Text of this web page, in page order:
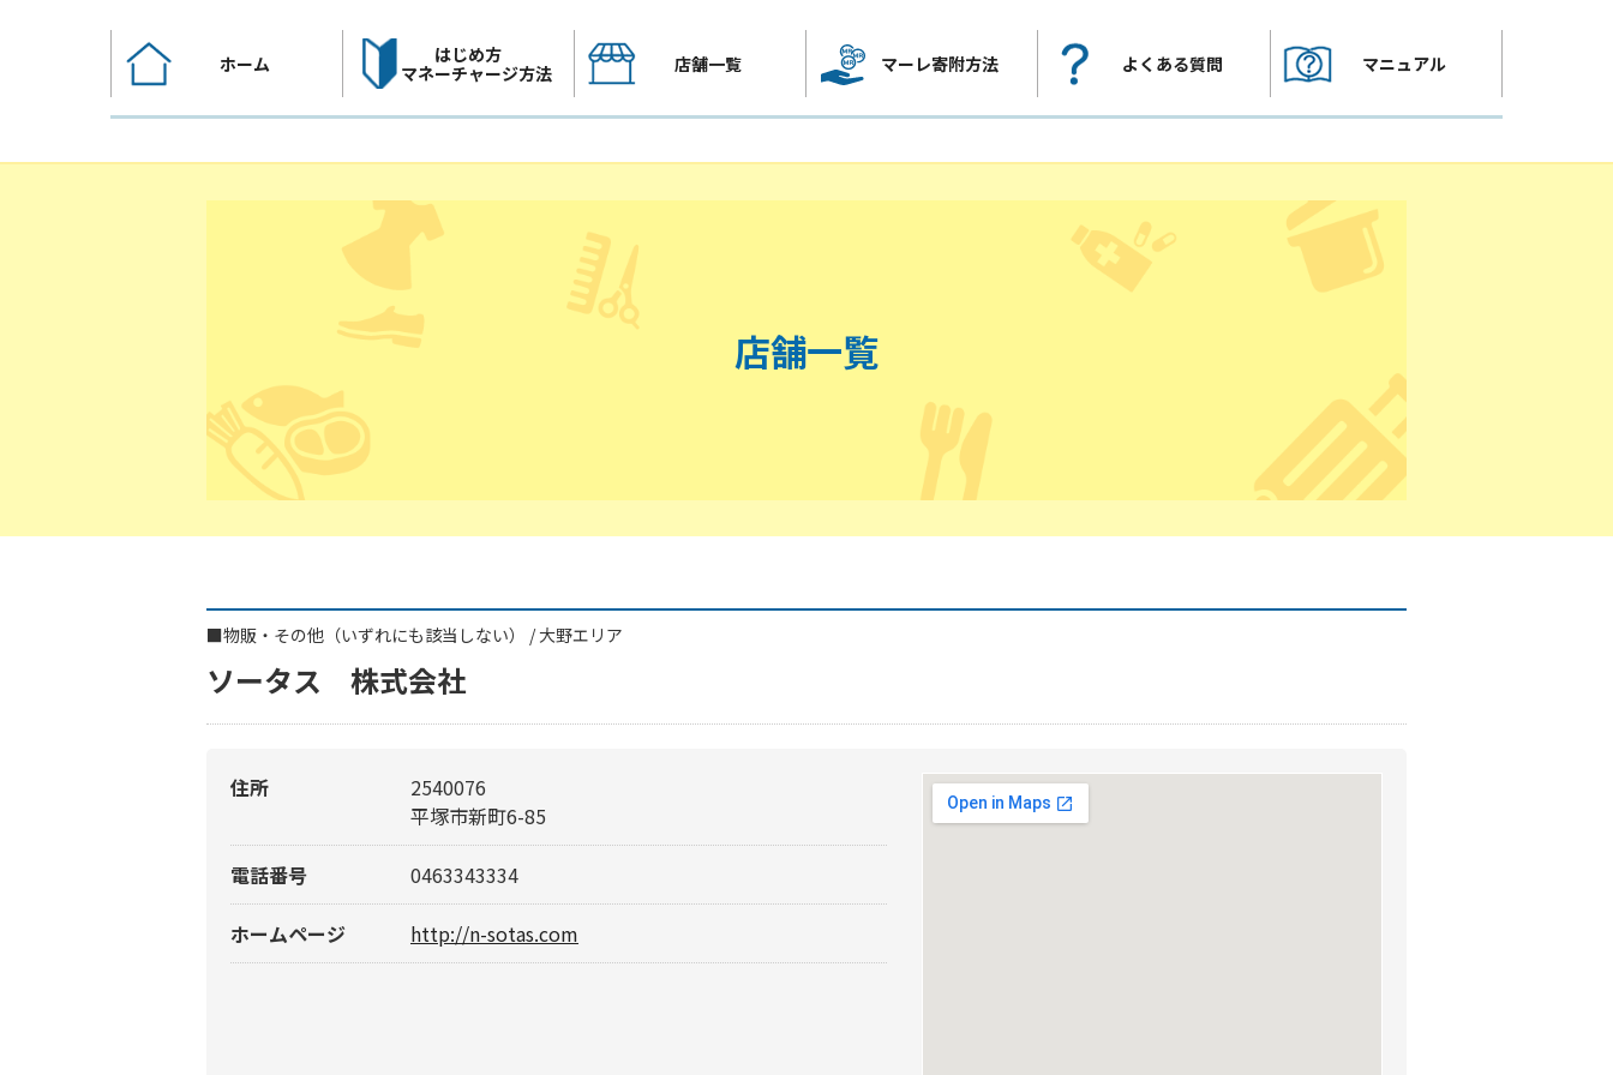
へ
ホーム
はじめ方
マネーチャージ方法
店舗一覧 マーレ寄附方法 よくある質問 マニュアル
店舗一覧
■物販・その他（いずれにも該当しない） /大野エリア
ソータス 株式会社
住所
2540076
平塚市新町6-85
電話番号 0463343334
ホームページ http://n-sotas.com